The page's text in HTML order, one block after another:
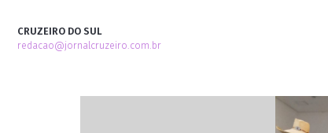
CRUZEIRO DO SUL
redacao@jornalcruzeiro.com.br